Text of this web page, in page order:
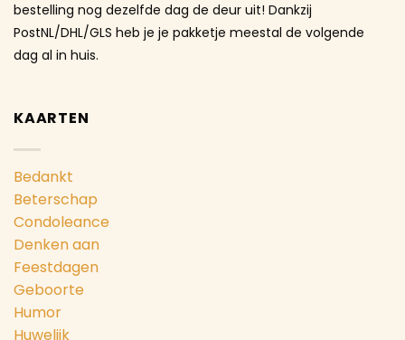
bestelling nog dezelfde dag de deur uit! Dankzij
PostNL/DHL/GLS heb je je pakketje meestal de volgende
dag al in huis.
KAARTEN
Bedankt
Beterschap
Condoleance
Denken aan
Feestdagen
Geboorte
Humor
Huwelijk